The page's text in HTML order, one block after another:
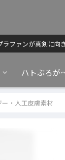
ファンが真剣に向
ハトぶろが
ー・人工皮膚素材